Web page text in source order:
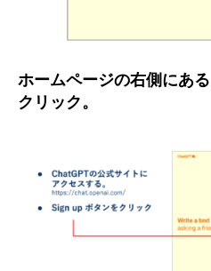
ホームページの右側にあ
クリック。